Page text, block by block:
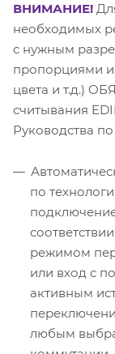
ВНИМАНИЕ!
необходимых
с нужным
пропорциями
цвета и т.д.)
считывания
Руководства
по
режимом
или вход с
активным
любым